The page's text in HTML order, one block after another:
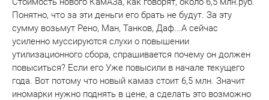
Понятно, что за эти деньги его брать не будут. За эту
сумму возьмут Рено, Ман, Танков, Даф...А сейчас
усиленно муссируются слухи о повышении
утилизационного сбора, спрашивается почему он должен
повыситься? Если его Уже повысили в начале текущего
года. Вот потому что новый камаз стоит 6,5 млн. Значит
иномарки нужно поднять в цене, а сделать это возможно